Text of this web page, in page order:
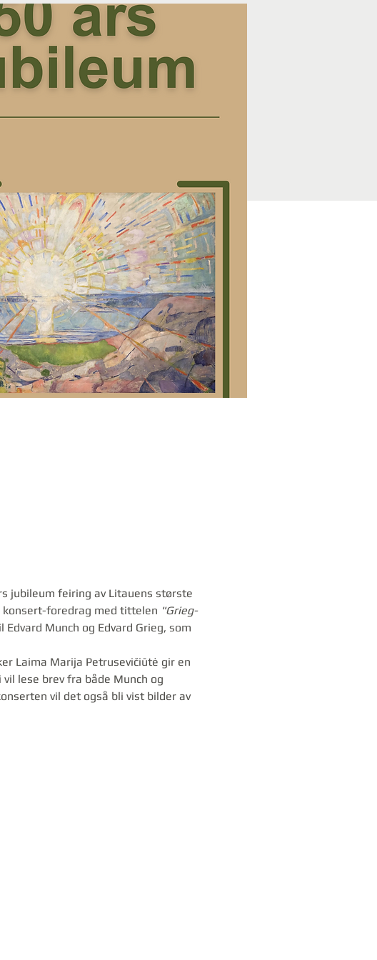
jubileum feiring av Litauens største
konsert-foredrag med tittelen "Grieg-
Munch og Edvard Grieg, som
Laima Marija Petrusevičiūtė gir en
lese brev fra både Munch og
vil det også bli vist bilder av